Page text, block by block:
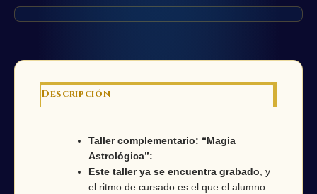
Descripción
Taller complementario: “Magia
Astrológica”:
Este taller ya se encuentra grabado , y
el ritmo de cursado es el que el alumno